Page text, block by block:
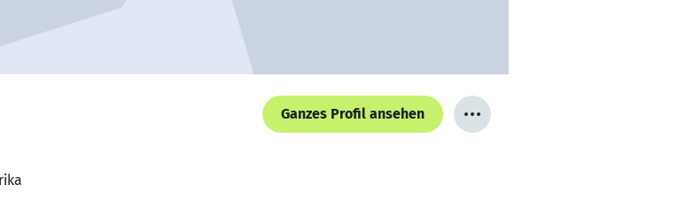
Ganzes Profil ansehen